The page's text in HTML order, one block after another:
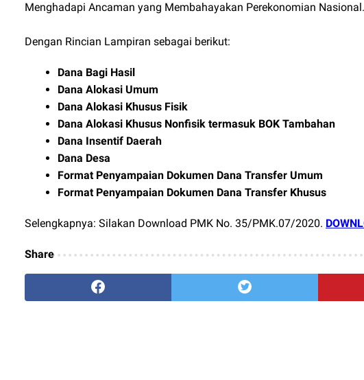
Menghadapi Ancaman yang Membahayakan Perekonomian Nasional.
Dengan Rincian Lampiran sebagai berikut:
Dana Bagi Hasil
Dana Alokasi Umum
Dana Alokasi Khusus Fisik
Dana Alokasi Khusus Nonfisik termasuk BOK Tambahan
Dana Insentif Daerah
Dana Desa
Format Penyampaian Dokumen Dana Transfer Umum
Format Penyampaian Dokumen Dana Transfer Khusus
Selengkapnya: Silakan Download PMK No. 35/PMK.07/2020.
Share